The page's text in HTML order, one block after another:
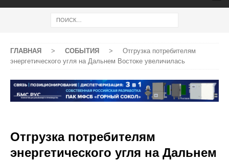
ГЛАВНАЯ > СОБЫТИЯ >
Отгрузка потребителям
энергетического угля на Дальнем Востоке увеличилась
Отгрузка потребителям
энергетического угля на Дальнем